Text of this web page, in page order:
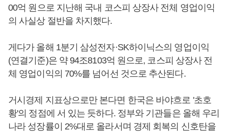
00억 원으로 지난해 국내 코스피 상장사 전체 영업이익
의 사실상 절반을 차지했다.
게다가 올해 1분기 삼성전자·SK하이닉스의 영업이익
(연결기준)은 약 94조8103억 원으로, 코스피 상장사 전
체 영업이익의 70%를 넘어선 것으로 추산된다.
거시경제 지표상으로만 본다면 한국은 바야흐로 '초호
황'의 정점에 서 있는 듯하다. 정부와 기관들은 올해 우리
나라 성장률이 2%대로 올라서며 경제 회복의 신호탄을